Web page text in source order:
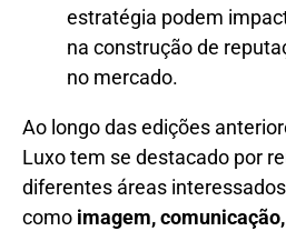
Ao longo das edições
Luxo tem se destacado por
diferentes áreas
como imagem,